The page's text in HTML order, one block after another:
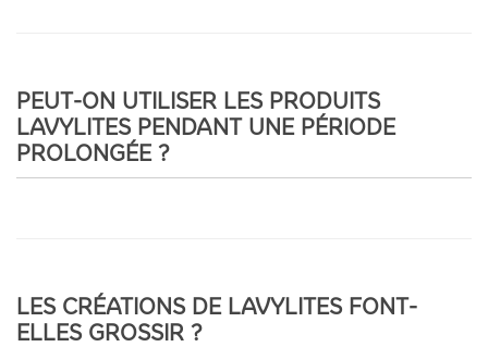
PEUT-ON UTILISER LES PRODUITS
LAVYLITES PENDANT UNE PÉRIODE
PROLONGÉE ?
LES CRÉATIONS DE LAVYLITES FONT-
ELLES GROSSIR ?